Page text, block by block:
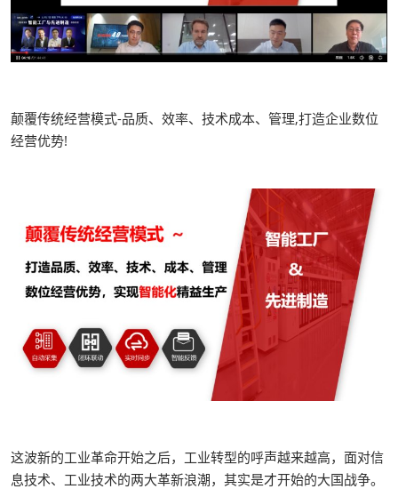
颠覆传统经营模式-品质、效率、技术成本、管理,打造企业数位
经营优势!
这波新的工业革命开始之后，工业转型的呼声越来越高，面对信
息技术、工业技术的两大革新浪潮，其实是才开始的大国战争。